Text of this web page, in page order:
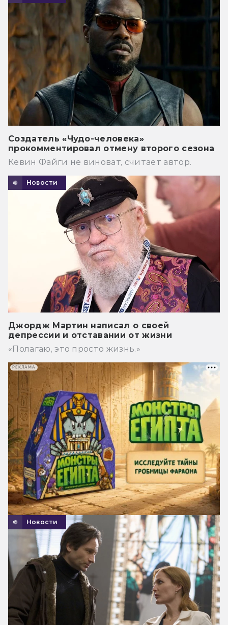
Создатель «Чудо-человека»
прокомментировал отмену второго сезона
Кевин Файги не виноват, считает автор.
Новости
Джордж Мартин написал о своей
депрессии и отставании от жизни
«Полагаю, это просто жизнь.»
Новости
РЕКЛАМА